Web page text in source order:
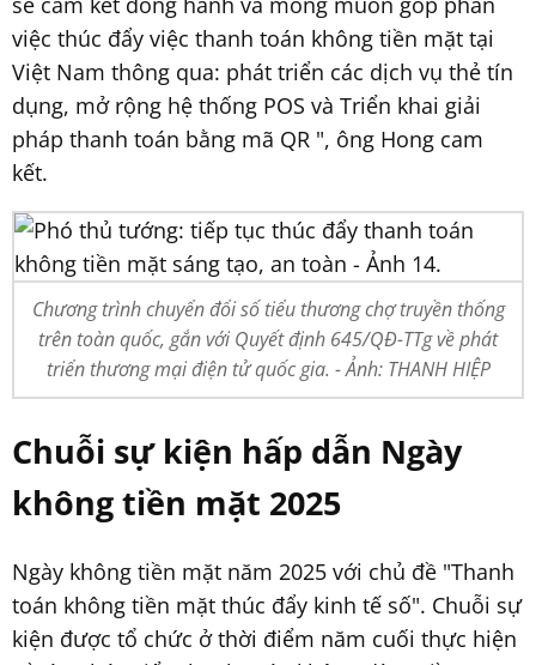
việc thúc đẩy việc thanh toán không tiền mặt tại
Việt Nam thông qua: phát triển các dịch vụ thẻ tín
dụng, mở rộng hệ thống POS và Triển khai giải
pháp thanh toán bằng mã QR ", ông Hong cam
kết.
Chương trình chuyển đổi số tiểu thương chợ truyền thống
trên toàn quốc, gắn với Quyết định 645/QĐ-TTg về phát
triển thương mại điện tử quốc gia. - Ảnh: THANH HIỆP
Chuỗi sự kiện hấp dẫn Ngày
không tiền mặt 2025
Ngày không tiền mặt năm 2025 với chủ đề "Thanh
toán không tiền mặt thúc đẩy kinh tế số". Chuỗi sự
kiện được tổ chức ở thời điểm năm cuối thực hiện